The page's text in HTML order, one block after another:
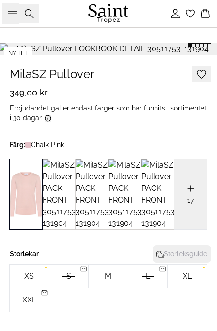
Sök Logga in
NYHET
MilaSZ Pullover
349,00 kr
Erbjudandet gäller endast färger som har funnits i sortimentet
i 30 dagar.
Färg: Chalk Pink
17
Storlekar Storleksguide
XS S M L XL
XXL